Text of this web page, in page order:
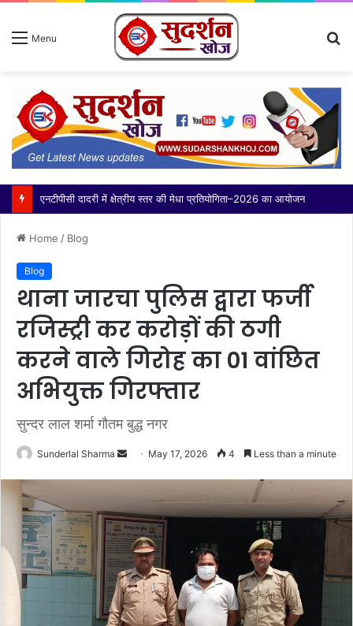
Menu
Home / Blog
Blog
थाना जारचा पुलिस द्वारा फर्जी
रजिस्ट्री कर करोड़ों की ठगी
करने वाले गिरोह का 01 वांछित
अभियुक्त गिरफ्तार
सुन्दर लाल शर्मा गौतम बुद्ध नगर
Sunderlal Sharma
Send May 17, 2026 4 Less than a minute